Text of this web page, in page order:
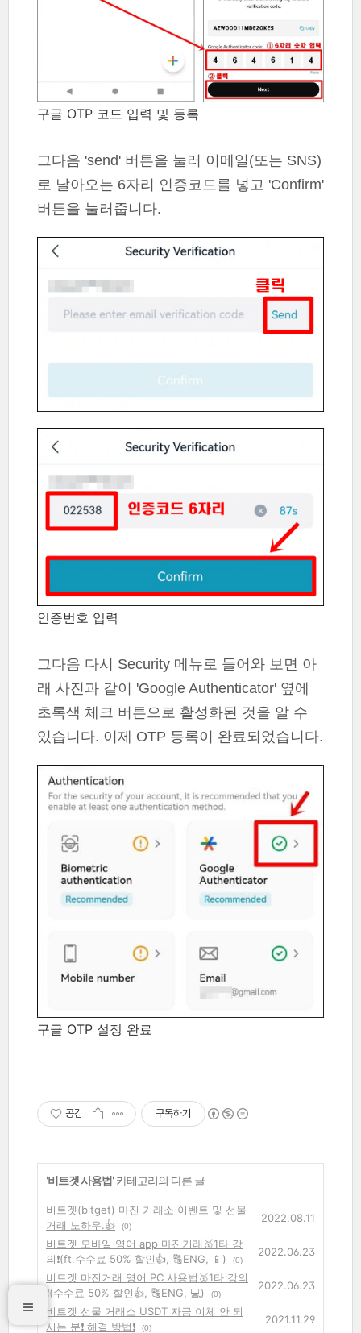
구글 OTP 코드 입력 및 등록
그다음 'send' 버튼을 눌러 이메일(또는 SNS)
로 날아오는 6자리 인증코드를 넣고 'Confirm'
버튼을 눌러줍니다.
인증번호 입력
그다음 다시 Security 메뉴로 들어와 보면 아
래 사진과 같이 'Google Authenticator' 옆에
초록색 체크 버튼으로 활성화된 것을 알 수
있습니다. 이제 OTP 등록이 완료되었습니다.
구글 OTP 설정 완료
공감 구독하기
'비트겟 사용법' 카테고리의 다른 글
비트겟(bitget) 마진 거래소 이벤트 및 선물
거래 노하우.👍
(0)
2022.08.11
비트겟 모바일 영어 app 마진거래🥇1타 강
의❗(ft.수수료 50% 할인👍, 🔠ENG, 📱)
(0)
2022.06.23
비트겟 마진거래 영어 PC 사용법🥇1타 강의
❗(수수료 50% 할인👍, 🔠ENG, 💻)
(0)
2022.06.23
비트겟 선물 거래소 USDT 자금 이체 안 되
시는 분❗ 해결 방법❗
(0)
2021.11.29